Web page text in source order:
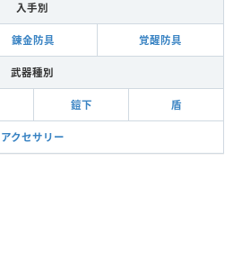
入手別
錬金防具 覚醒防具
武器種別
鎧下 盾
アクセサリー